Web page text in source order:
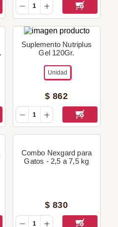
Suplemento Nutriplus
Gel 120Gr.
Unidad
$ 862
Combo Nexgard para
Gatos - 2,5 a 7,5 kg
$ 830